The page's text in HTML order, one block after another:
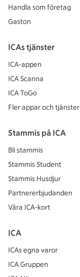
Handla som företag
Gaston
ICAs tjänster
ICA-appen
ICA Scanna
ICA ToGo
Fler appar och tjänster
Stammis på ICA
Bli stammis
Stammis Student
Stammis Husdjur
Partnererbjudanden
Våra ICA-kort
ICA
ICAs egna varor
ICA Gruppen